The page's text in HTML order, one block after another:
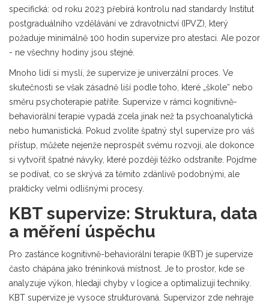
specifická: od roku 2023 přebírá kontrolu nad standardy Institut
postgraduálního vzdělávání ve zdravotnictví ( IPVZ) , který
požaduje minimálně 100 hodin supervize pro atestaci. Ale pozor
- ne všechny hodiny jsou stejné.
Mnoho lidí si myslí, že supervize je univerzální proces. Ve
skutečnosti se však zásadně liší podle toho, které „škole“ nebo
směru psychoterapie patříte. Supervize v rámci kognitivně-
behaviorální terapie vypadá zcela jinak než ta psychoanalytická
nebo humanistická . Pokud zvolíte špatný styl supervize pro váš
přístup, můžete nejenže neprospět svému rozvoji, ale dokonce
si vytvořit špatné návyky, které později těžko odstraníte. Pojďme
se podívat, co se skrývá za těmito zdánlivě podobnými, ale
prakticky velmi odlišnými procesy.
KBT supervize: Struktura, data
a měření úspěchu
Pro zastánce kognitivně-behaviorální terapie (KBT) je supervize
často chápána jako tréninková místnost. Je to prostor, kde se
analyzuje výkon, hledají chyby v logice a optimalizují techniky.
KBT supervize je vysoce strukturovaná. Supervizor zde nehraje